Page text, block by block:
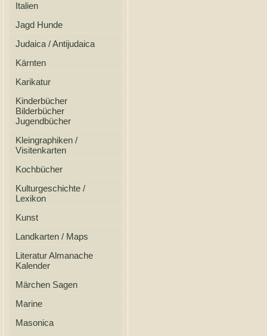
Italien
Jagd Hunde
Judaica / Antijudaica
Kärnten
Karikatur
Kinderbücher
Bilderbücher
Jugendbücher
Kleingraphiken /
Visitenkarten
Kochbücher
Kulturgeschichte /
Lexikon
Kunst
Landkarten / Maps
Literatur Almanache
Kalender
Märchen Sagen
Marine
Masonica